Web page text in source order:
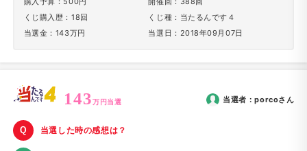
くじ購入歴：18回
当選金：143万円
くじ種：当たるんです４
当選日：2018年09月07日
143万円当選 当選者：porcoさん
当選した時の感想は？